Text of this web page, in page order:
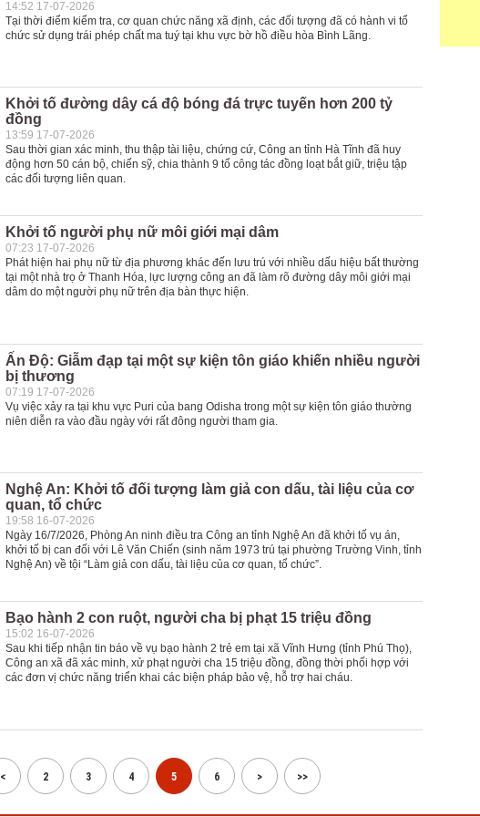
14:52 17-07-2026
Tại thời điểm kiểm tra, cơ quan chức năng xã định, các đối tượng đã có hành vi tổ
chức sử dụng trái phép chất ma tuý tại khu vực bờ hồ điều hòa Bình Lãng.
Khởi tố đường dây cá độ bóng đá trực tuyến hơn 200 tỷ
đồng
13:59 17-07-2026
Sau thời gian xác minh, thu thập tài liệu, chứng cứ, Công an tỉnh Hà Tĩnh đã huy
động hơn 50 cán bộ, chiến sỹ, chia thành 9 tổ công tác đồng loạt bắt giữ, triệu tập
các đối tượng liên quan.
Khởi tố người phụ nữ môi giới mại dâm
07:23 17-07-2026
Phát hiện hai phụ nữ từ địa phương khác đến lưu trú với nhiều dấu hiệu bất thường
tại một nhà trọ ở Thanh Hóa, lực lượng công an đã làm rõ đường dây môi giới mại
dâm do một người phụ nữ trên địa bàn thực hiện.
Ấn Độ: Giẫm đạp tại một sự kiện tôn giáo khiến nhiều người
bị thương
07:19 17-07-2026
Vụ việc xảy ra tại khu vực Puri của bang Odisha trong một sự kiện tôn giáo thường
niên diễn ra vào đầu ngày với rất đông người tham gia.
Nghệ An: Khởi tố đối tượng làm giả con dấu, tài liệu của cơ
quan, tổ chức
19:58 16-07-2026
Ngày 16/7/2026, Phòng An ninh điều tra Công an tỉnh Nghệ An đã khởi tố vụ án,
khởi tố bị can đối với Lê Văn Chiến (sinh năm 1973 trú tại phường Trường Vinh, tỉnh
Nghệ An) về tội “Làm giả con dấu, tài liệu của cơ quan, tổ chức”.
Bạo hành 2 con ruột, người cha bị phạt 15 triệu đồng
15:02 16-07-2026
Sau khi tiếp nhận tin báo về vụ bạo hành 2 trẻ em tại xã Vĩnh Hưng (tỉnh Phú Thọ),
Công an xã đã xác minh, xử phạt người cha 15 triệu đồng, đồng thời phối hợp với
các đơn vị chức năng triển khai các biện pháp bảo vệ, hỗ trợ hai cháu.
< 2 3 4 5 6 > >>